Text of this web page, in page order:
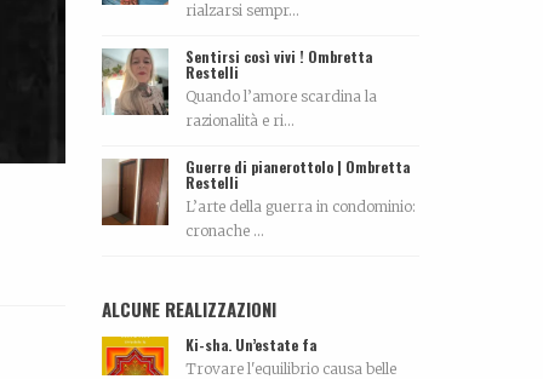
rialzarsi sempr...
Sentirsi così vivi ! Ombretta
Restelli
Quando l’amore scardina la
razionalità e ri...
Guerre di pianerottolo | Ombretta
Restelli
L’arte della guerra in condominio:
cronache ...
ALCUNE REALIZZAZIONI
Ki-sha. Un’estate fa
Trovare l'equilibrio causa belle